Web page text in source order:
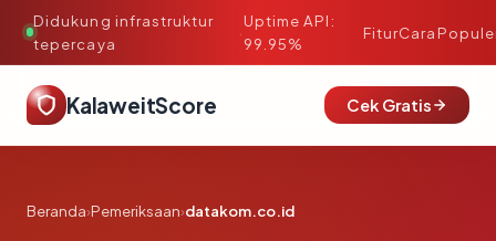
Didukung infrastruktur
tepercaya
·
Uptime API:
99.95%
FiturCara
KalaweitScore Cek Gratis
Beranda›Pemeriksaan›datakom.co.id